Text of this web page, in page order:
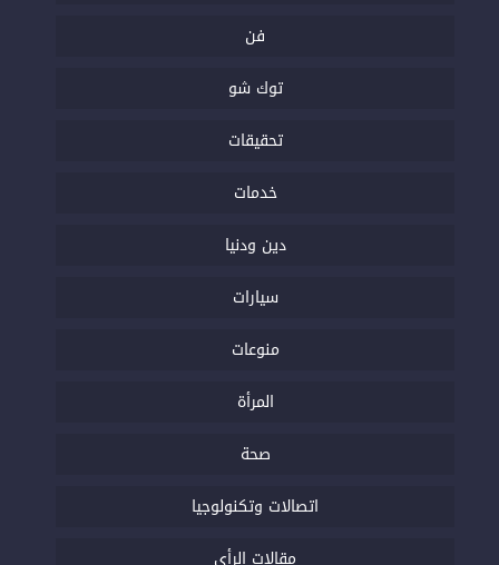
فن
توك شو
تحقيقات
خدمات
دين ودنيا
سيارات
منوعات
المرأة
صحة
اتصالات وتكنولوجيا
مقالات الرأي